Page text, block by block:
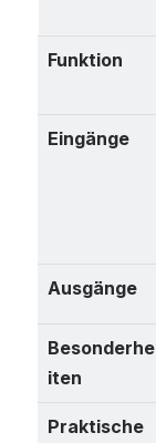
Funktion
Eingänge
Ausgänge
Besonderhe
iten
Praktische